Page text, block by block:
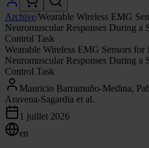
Archive/Wearable Wireless EMG
Neuromuscular Responses During
Control Task
Wearable Wireless EMG Sensors
Neuromuscular Responses During
Control Task
Mauricio Barramuño-Medina,
Aravena-Sagardia et al.
1 juillet 2026
en